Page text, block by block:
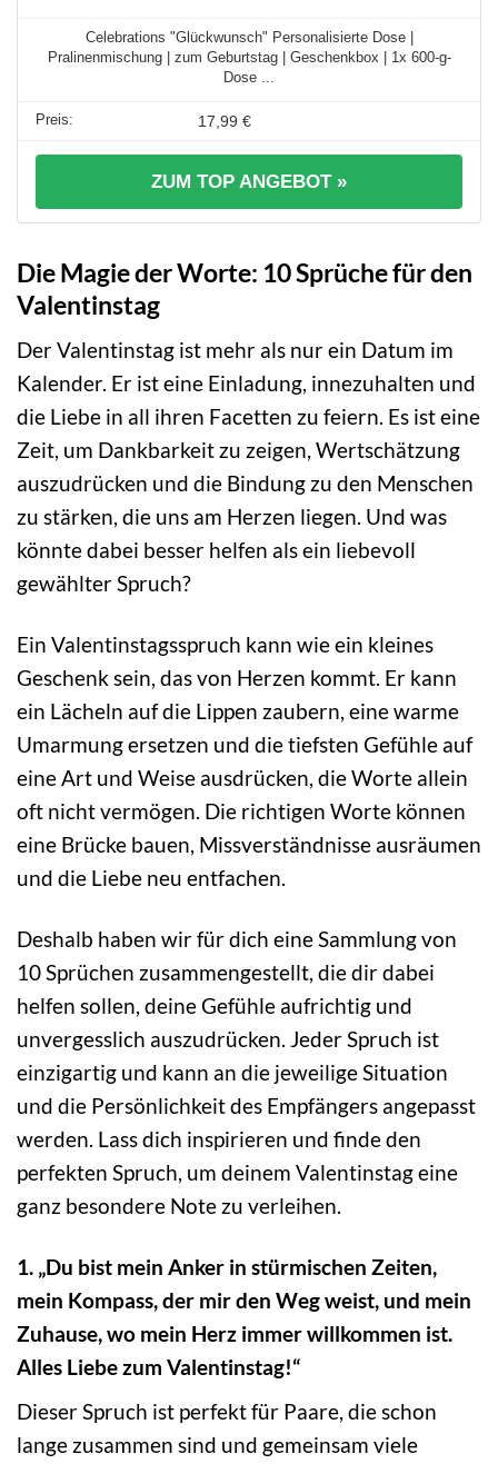
Celebrations "Glückwunsch" Personalisierte Dose |
Pralinenmischung | zum Geburtstag | Geschenkbox | 1x 600-g-
Dose ...
17,99 €
ZUM TOP ANGEBOT »
Die Magie der Worte: 10 Sprüche für den
Valentinstag
Der Valentinstag ist mehr als nur ein Datum im
Kalender. Er ist eine Einladung, innezuhalten und
die Liebe in all ihren Facetten zu feiern. Es ist eine
Zeit, um Dankbarkeit zu zeigen, Wertschätzung
auszudrücken und die Bindung zu den Menschen
zu stärken, die uns am Herzen liegen. Und was
könnte dabei besser helfen als ein liebevoll
gewählter Spruch?
Ein Valentinstagsspruch kann wie ein kleines
Geschenk sein, das von Herzen kommt. Er kann
ein Lächeln auf die Lippen zaubern, eine warme
Umarmung ersetzen und die tiefsten Gefühle auf
eine Art und Weise ausdrücken, die Worte allein
oft nicht vermögen. Die richtigen Worte können
eine Brücke bauen, Missverständnisse ausräumen
und die Liebe neu entfachen.
Deshalb haben wir für dich eine Sammlung von
10 Sprüchen zusammengestellt, die dir dabei
helfen sollen, deine Gefühle aufrichtig und
unvergesslich auszudrücken. Jeder Spruch ist
einzigartig und kann an die jeweilige Situation
und die Persönlichkeit des Empfängers angepasst
werden. Lass dich inspirieren und finde den
perfekten Spruch, um deinem Valentinstag eine
ganz besondere Note zu verleihen.
1. „Du bist mein Anker in stürmischen Zeiten,
mein Kompass, der mir den Weg weist, und mein
Zuhause, wo mein Herz immer willkommen ist.
Alles Liebe zum Valentinstag!“
Dieser Spruch ist perfekt für Paare, die schon
lange zusammen sind und gemeinsam viele